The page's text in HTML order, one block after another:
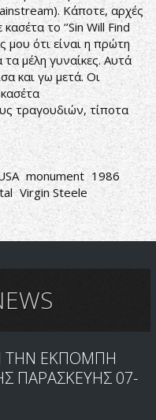
Κάποτε, αρχές
το ‘’Sin Will Find
μου ότι είναι η πρώτη
μέλη γυναίκες. Αυτά
και γω μετά. Οι
τραγουδιών, τίποτα
monument 1986
Virgin Steele
ΤΗΝ ΕΚΠΟΜΠΗ
ΠΑΡΑΣΚΕΥΗΣ 07-